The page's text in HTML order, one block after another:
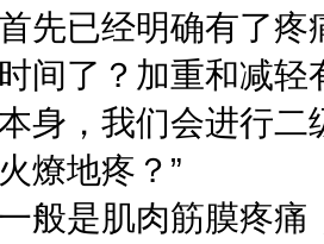
先已经明确有了
间了？加重和减
身，我们会进行
燎地疼？”
般是肌肉筋膜疼